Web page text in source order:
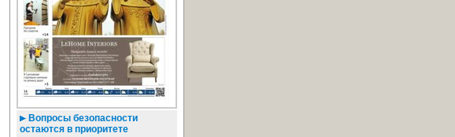
Вопросы безопасности
остаются в приоритете